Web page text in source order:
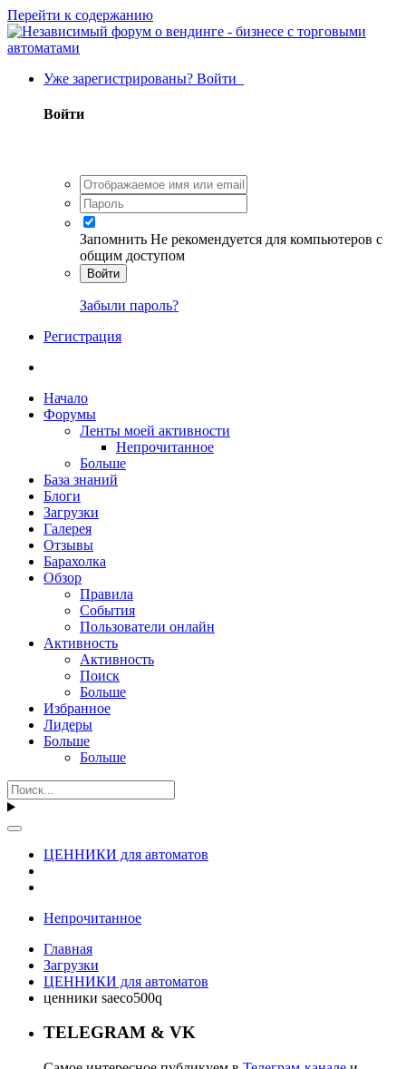
Перейти к содержанию
Уже зарегистрированы? Войти
Войти
Запомнить Не рекомендуется для компьютеров с
общим доступом
Войти
Забыли пароль?
Регистрация
Начало
Форумы
Ленты моей активности
Непрочитанное
Больше
База знаний
Блоги
Загрузки
Галерея
Отзывы
Барахолка
Обзор
Правила
События
Пользователи онлайн
Активность
Активность
Поиск
Больше
Избранное
Лидеры
Больше
Больше
ЦЕННИКИ для автоматов
Непрочитанное
Главная
Загрузки
ЦЕННИКИ для автоматов
ценники saeco500q
TELEGRAM & VK